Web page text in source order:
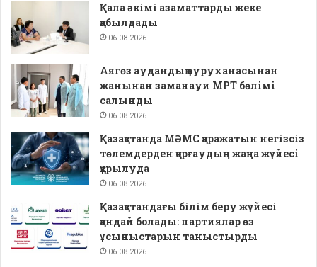
Қала әкімі азаматтарды жеке
қабылдады
06.08.2026
Аягөз аудандық ауруханасынан
жанынан заманауи МРТ бөлімі
салынды
06.08.2026
Қазақстанда МӘМС қаражатын негізсіз
төлемдерден қорғаудың жаңа жүйесі
құрылуда
06.08.2026
Қазақстандағы білім беру жүйесі
қандай болады: партиялар өз
ұсыныстарын таныстырды
06.08.2026